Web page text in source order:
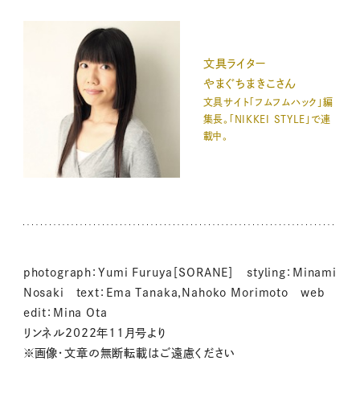
文具ライター
やまぐちまきこさん
文具サイト「フムフムハック」編
集長。「NIKKEI STYLE」で連
載中。
photograph：Yumi Furuya［SORANE］ styling：Minami
Nosaki text：Ema Tanaka,Nahoko Morimoto web
edit：Mina Ota
リンネル2022年11月号より
※画像・文章の無断転載はご遠慮ください